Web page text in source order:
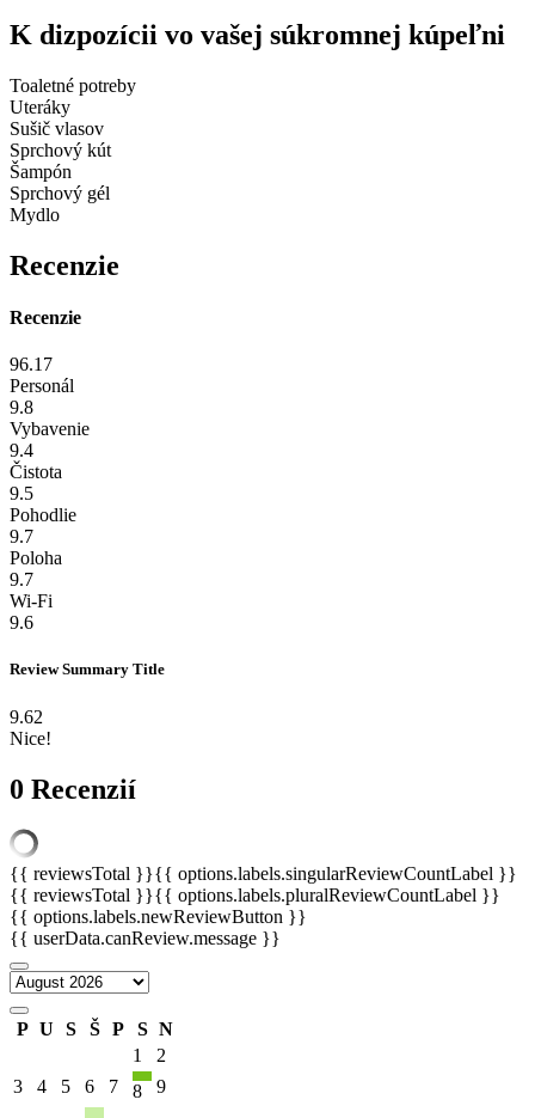
K dizpozícii vo vašej súkromnej kúpeľni
Toaletné potreby
Uteráky
Sušič vlasov
Sprchový kút
Šampón
Sprchový gél
Mydlo
Recenzie
Recenzie
96.17
Personál
9.8
Vybavenie
9.4
Čistota
9.5
Pohodlie
9.7
Poloha
9.7
Wi-Fi
9.6
Review Summary Title
9.62
Nice!
0 Recenzií
{{ reviewsTotal }}{{ options.labels.singularReviewCountLabel }}
{{ reviewsTotal }}{{ options.labels.pluralReviewCountLabel }}
{{ options.labels.newReviewButton }}
{{ userData.canReview.message }}
P U S Š P S N
1
2
3
4 5 6 7 8 9